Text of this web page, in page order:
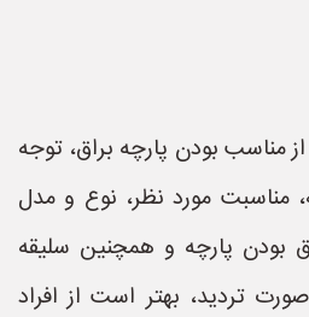
مناسب بودن پارچه براق، توجه
مناسبت مورد نظر، نوع و مدل
بودن پارچه و همچنین سلیقه
تردید، بهتر است از افراد